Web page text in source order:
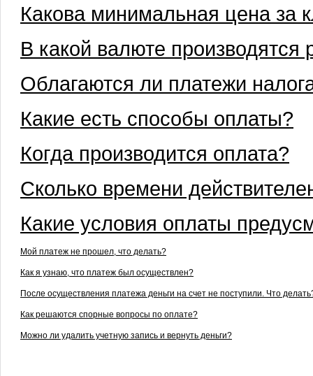
Какова минимальная цена за
В какой валюте производятся
Облагаются ли платежи
Какие есть способы оплаты?
Когда производится оплата?
Сколько времени
Какие условия оплаты
Мой платеж не прошел, что делать?
Как я узнаю, что платеж был осуществлен?
После осуществления платежа деньги на счет не поступили. Что
Как решаются спорные вопросы по оплате?
Можно ли удалить учетную запись и вернуть деньги?